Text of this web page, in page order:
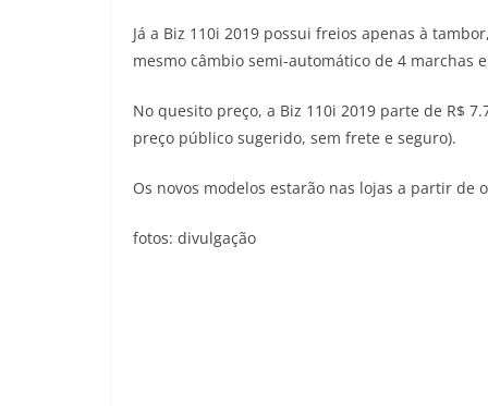
Já a Biz 110i 2019 possui freios apenas à
mesmo câmbio semi-automático de 4 marchas
No quesito preço, a Biz 110i 2019 parte de R$
preço público sugerido, sem frete e seguro).
Os novos modelos estarão nas lojas a partir de
fotos: divulgação